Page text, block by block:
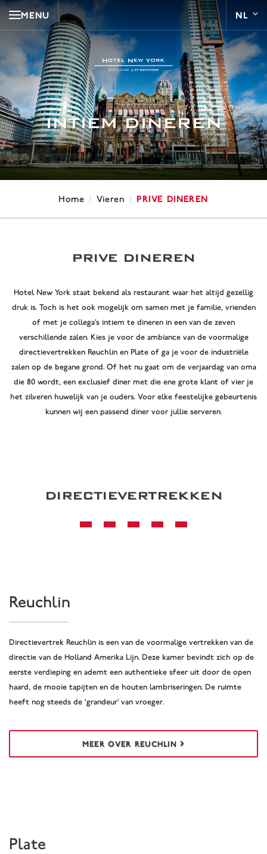
MENU
INTIEM DINEREN
Home / Vieren / Prive dineren
PRIVE DINEREN
Hotel New York staat bekend als restaurant waar het altijd gezellig
druk is. Toch is het ook mogelijk om samen met je familie, vrienden
of met je collega’s intiem te dineren in een van de zeven
verschillende zalen. Kies je voor de ambiance van de voormalige
directievertrekken Reuchlin en Plate of ga je voor de industriële
zalen op de begane grond. Of het nu gaat om de verjaardag van oma
die 80 wordt, een exclusief diner met die ene grote klant of vier je
het zilveren huwelijk van je ouders. Voor elke feestelijke gebeurtenis
kunnen wij een passend diner voor jullie serveren.
DIRECTIEVERTREKKEN
Reuchlin
Directievertrek Reuchlin is een van de voormalige vertrekken van de
directie van de Holland Amerika Lijn. Deze kamer bevindt zich op de
eerste verdieping en ademt een authentieke sfeer uit door de open
haard, de mooie tapijten en de houten lambriseringen. De ruimte
heeft nog steeds de ‘grandeur’ van vroeger.
MEER OVER REUCHLIN
Plate